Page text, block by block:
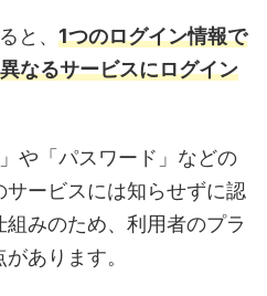
と、 1つのログイン情報で
なるサービスにログイン
や「パスワード」などの
サービスには知らせずに認
みのため、利用者のプラ
あります。